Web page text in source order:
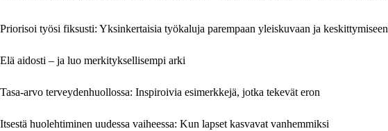
Priorisoi työsi fiksusti: Yksinkertaisia työkaluja parempaan yleiskuvaan ja keskittymiseen
Elä aidosti – ja luo merkityksellisempi arki
Tasa-arvo terveydenhuollossa: Inspiroivia esimerkkejä, jotka tekevät eron
Itsestä huolehtiminen uudessa vaiheessa: Kun lapset kasvavat vanhemmiksi